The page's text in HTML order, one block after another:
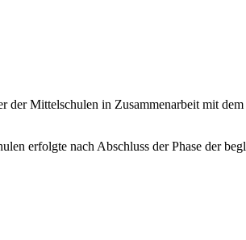
Mittelschulen in Zusammenarbeit mit
erfolgte nach Abschluss der Phase der